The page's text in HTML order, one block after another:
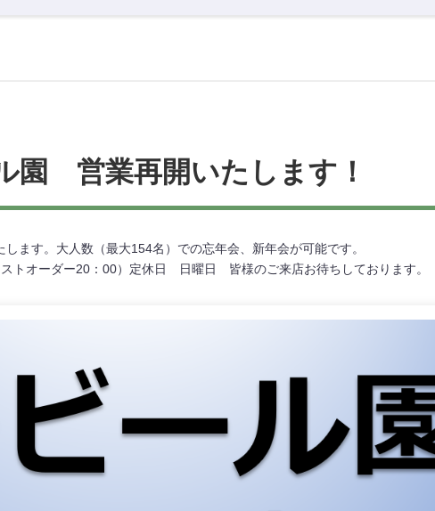
園 営業再開いたします！
ます。大人数（最大154名）での忘年会、新年会が可能です。
オーダー20：00）定休日 日曜日 皆様のご来店お待ちしております。